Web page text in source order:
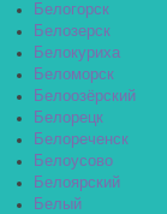
Белогорск
Белозерск
Белокуриха
Беломорск
Белоозёрский
Белорецк
Белореченск
Белоусово
Белоярский
Белый